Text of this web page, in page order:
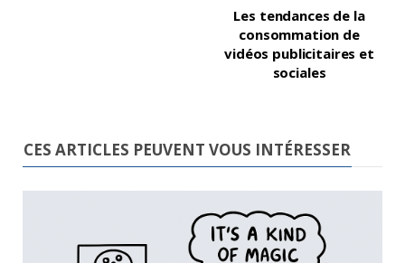
Les tendances de la
consommation de
vidéos publicitaires et
sociales
CES ARTICLES PEUVENT VOUS INTÉRESSER